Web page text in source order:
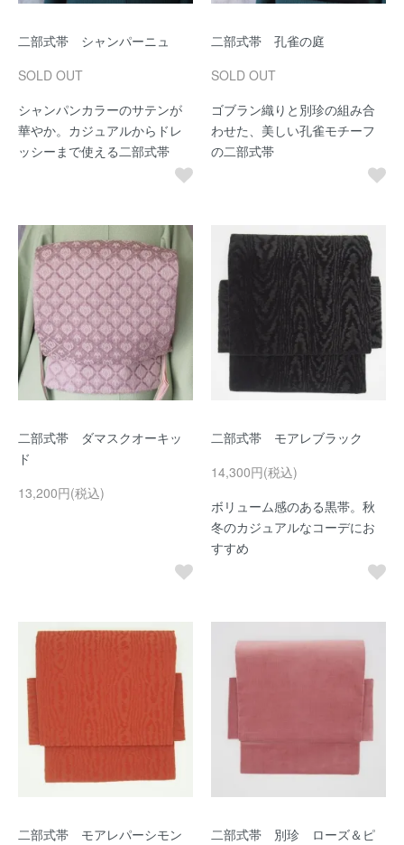
二部式帯 シャンパーニュ
SOLD OUT
シャンパンカラーのサテンが
華やか。カジュアルからドレ
ッシーまで使える二部式帯
二部式帯 孔雀の庭
SOLD OUT
ゴブラン織りと別珍の組み合
わせた、美しい孔雀モチーフ
の二部式帯
二部式帯 ダマスクオーキッ
ド
13,200円(税込)
二部式帯 モアレブラック
14,300円(税込)
ボリューム感のある黒帯。秋
冬のカジュアルなコーデにお
すすめ
二部式帯 モアレパーシモン
二部式帯 別珍 ローズ＆ピ